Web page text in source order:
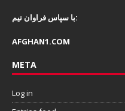
با سپاس فراوان تیم:
AFGHAN1.COM
META
Log in